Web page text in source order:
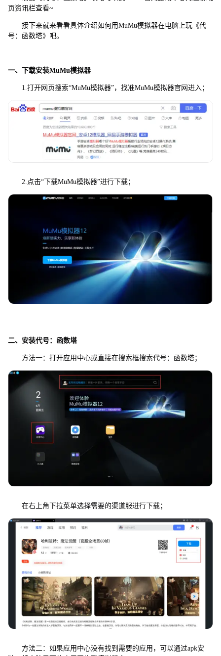
页资讯栏查看~
接下来就来看看具体介绍如何用MuMu模拟器在电脑上玩《代
号：函数塔》吧。
一、下载安装MuMu模拟器
1.打开网页搜索“MuMu模拟器”，找准MuMu模拟器官网进入；
2.点击“下载MuMu模拟器”进行下载；
二、安装代号：函数塔
方法一：打开应用中心或直接在搜索框搜索代号：函数塔；
在右上角下拉菜单选择需要的渠道服进行下载；
方法二：如果应用中心没有找到需要的应用，可以通过apk安